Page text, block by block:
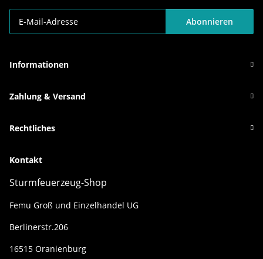
Abonnieren
Informationen
Zahlung & Versand
Rechtliches
Kontakt
Sturmfeuerzeug-Shop
Femu Groß und Einzelhandel UG
Berlinerstr.206
16515 Oranienburg